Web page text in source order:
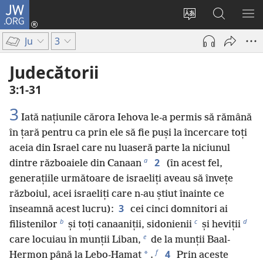
JW.ORG
Schimbaţi
limba
site-
Conectează-
deschide
Căutați
pe
JW.ORG
Ju 3
Judecătorii
3:1-31
3 Iată națiunile cărora Iehova le-a permis să rămână
în țară pentru ca prin ele să fie puși la încercare toți
aceia din Israel care nu luaseră parte la niciunul
dintre războaiele din Canaan a 2
(în acest fel,
generațiile următoare de israeliți aveau să învețe
războiul, acei israeliți care n-au știut înainte ce
înseamnă acest lucru): 3 cei cinci domnitori ai
filistenilor b și toți canaaniții, sidonienii c și heviții d
care locuiau în munții Liban, e de la munții Baal-
Hermon până la Lebo-Hamat * . f 4 Prin aceste